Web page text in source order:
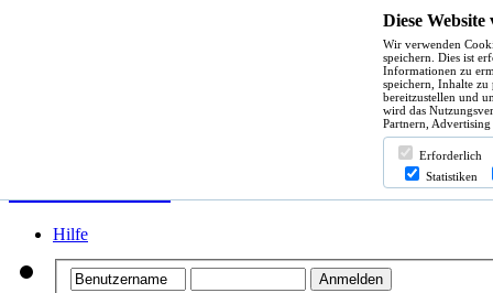
Hilfe
Diese
Wir verwenden
speichern. Dies ist
Informationen zu
speichern, Inhalte
bereitzustellen und
wird das
Partnern,
Erforderlich
Statistiken